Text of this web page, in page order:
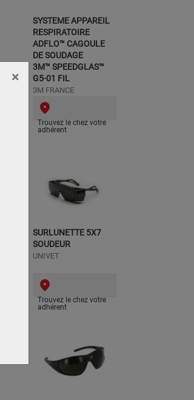
SYSTEME APPAREIL
RESPIRATOIRE
ADFLO™ CAGOULE
DE SOUDAGE
3M™ SPEEDGLAS™
G5-01 FIL
3M FRANCE
Trouvez le chez votre
adhérent
SURLUNETTE 5X7
SOUDEUR
UNIVET
Trouvez le chez votre
adhérent
×